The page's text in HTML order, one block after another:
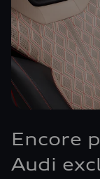
Encore
Audi